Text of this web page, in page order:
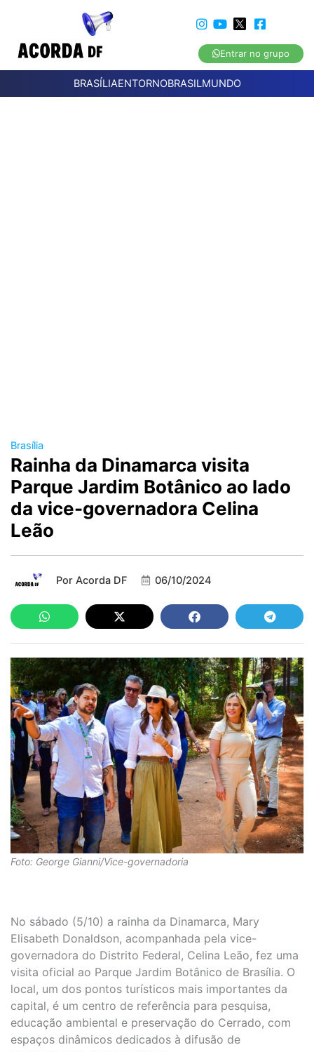
Entrar no grupo
BRASÍLIAENTORNOBRASILMUNDO
Brasília
Rainha da Dinamarca visita
Parque Jardim Botânico ao lado
da vice-governadora Celina
Leão
Por Acorda DF 06/10/2024
Foto: George Gianni/Vice-governadoria
No sábado (5/10) a rainha da Dinamarca, Mary
Elisabeth Donaldson, acompanhada pela vice-
governadora do Distrito Federal, Celina Leão, fez uma
visita oficial ao Parque Jardim Botânico de Brasília. O
local, um dos pontos turísticos mais importantes da
capital, é um centro de referência para pesquisa,
educação ambiental e preservação do Cerrado, com
espaços dinâmicos dedicados à difusão de